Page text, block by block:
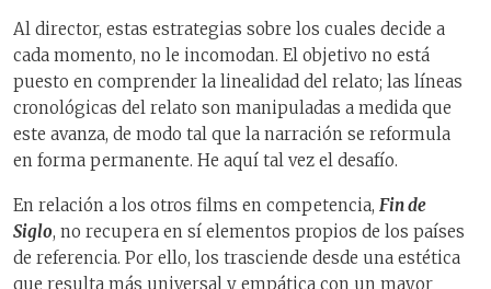
Al director, estas estrategias sobre los cuales decide a
cada momento, no le incomodan. El objetivo no está
puesto en comprender la linealidad del relato; las líneas
cronológicas del relato son manipuladas a medida que
este avanza, de modo tal que la narración se reformula
en forma permanente. He aquí tal vez el desafío.
En relación a los otros films en competencia, Fin de
Siglo, no recupera en sí elementos propios de los países
de referencia. Por ello, los trasciende desde una estética
que resulta más universal y empática con un mayor